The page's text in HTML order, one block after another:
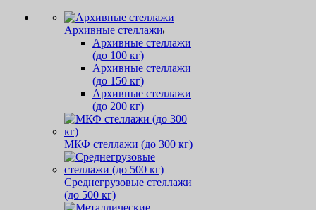
Архивные стеллажи
Архивные стеллажи
(до 100 кг)
Архивные стеллажи
(до 150 кг)
Архивные стеллажи
(до 200 кг)
МКФ стеллажи (до 300 кг)
Среднегрузовые стеллажи
(до 500 кг)